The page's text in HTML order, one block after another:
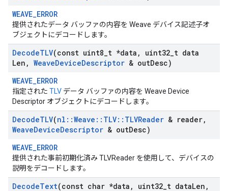
WEAVE_ERROR
提供されたデータ バッファの内容を Weave デバイス記述子オ
ブジェクトにデコードします。
DecodeTLV(const uint8 t *data , uint32 t data
Len , WeaveDeviceDescriptor & outDesc)
WEAVE_ERROR
指定された TLV データ バッファの内容を Weave Device
Descriptor オブジェクトにデコードします。
DecodeTLV(nl ::Weave :: TLV:: TLVReader & reader,
WeaveDeviceDescriptor & outDesc)
WEAVE_ERROR
提供された事前初期化済み TLVReader を使用して、デバイスの
説明をデコードします。
DecodeText(const char *data , uint32 t dataLen ,